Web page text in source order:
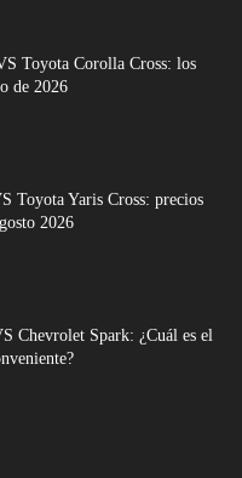
Toyota Corolla Cross: los
de 2026
Toyota Yaris Cross: precios
2026
Chevrolet Spark: ¿Cuál es el